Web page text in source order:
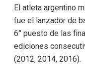
El atleta argentino
fue el lanzador de
6° puesto de las
ediciones
(2012, 2014, 2016).